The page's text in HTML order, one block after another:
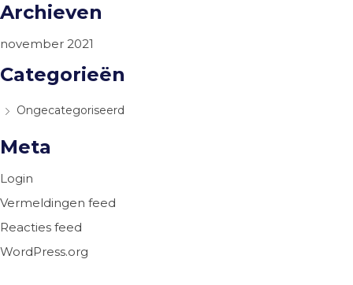
Archieven
november 2021
Categorieën
Ongecategoriseerd
Meta
Login
Vermeldingen feed
Reacties feed
WordPress.org